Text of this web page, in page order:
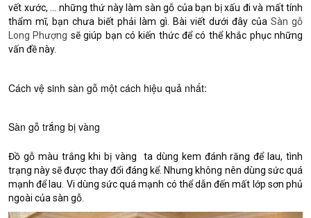
vết xước, … những thứ này làm sàn gỗ của bạn bị xấu đi và mất tính
thẩm mĩ, bạn chưa biết phải làm gì. Bài viết dưới đây của Sàn gỗ
Long Phượng sẽ giúp bạn có kiến thức để có thể khắc phục những
vấn đề này.
Cách vệ sinh sàn gỗ một cách hiệu quả nhất:
Sàn gỗ trắng bị vàng
Đồ gỗ màu trắng khi bị vàng ta dùng kem đánh răng để lau, tình
trạng này sẽ được thay đổi đáng kể. Nhưng không nên dùng sức quá
mạnh để lau. Vi dùng sức quá mạnh có thể dẫn đến mất lớp sơn phủ
ngoài của sàn gỗ.